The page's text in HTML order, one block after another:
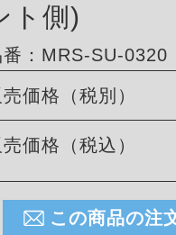
ト側)
番：MRS-SU-0320
価格（税別）
価格（税込）
この商品の注